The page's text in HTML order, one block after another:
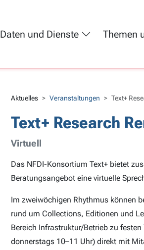
Daten und Dienste Themen
Aktuelles Veranstaltungen Text+
Text+ Research
Virtuell
Das NFDI-Konsortium Text+ bietet
Beratungsangebot eine virtuelle
Im zweiwöchigen Rhythmus können
rund um Collections, Editionen und
Bereich Infrastruktur/Betrieb zu
donnerstags 10–11 Uhr) direkt mit